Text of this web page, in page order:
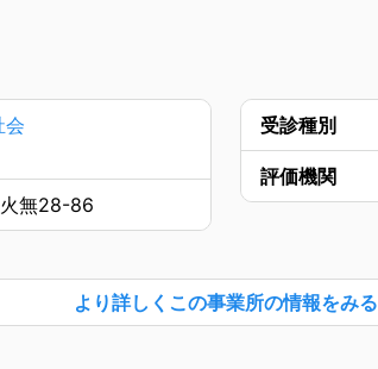
会
無28-86
受診種別
評価機関
より詳しく この事業所の情報をみる